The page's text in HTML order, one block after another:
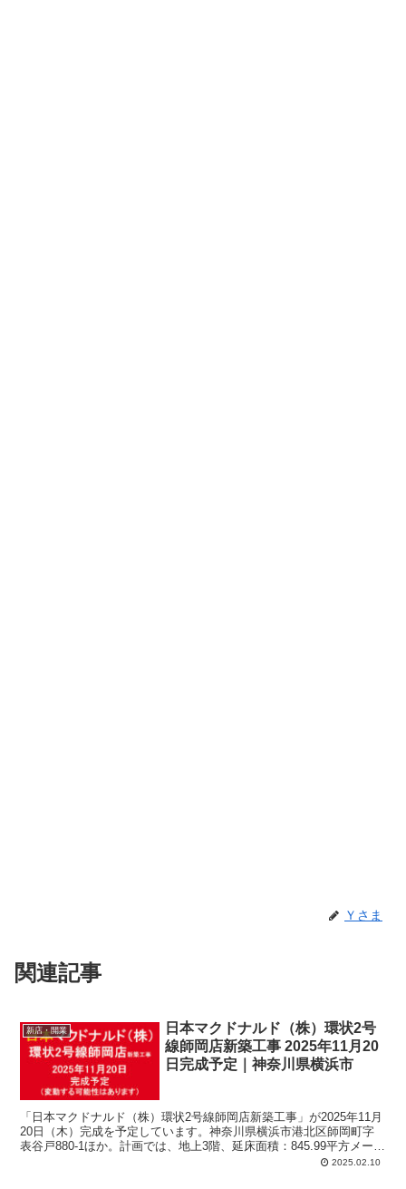
Ｙさま
関連記事
新店・開業
日本マクドナルド（株）環状2号
線師岡店新築工事 2025年11月20
日完成予定｜神奈川県横浜市
「日本マクドナルド（株）環状2号線師岡店新築工事」が2025年11月
20日（木）完成を予定しています。神奈川県横浜市港北区師岡町字
表谷戸880-1ほか。計画では、地上3階、延床面積：845.99平方メート
2025.02.10